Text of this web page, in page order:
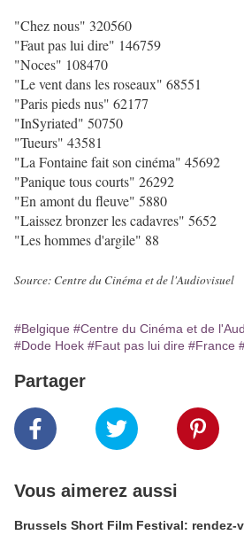
"Chez nous" 320560
"Faut pas lui dire" 146759
"Noces" 108470
"Le vent dans les roseaux" 68551
"Paris pieds nus" 62177
"InSyriated" 50750
"Tueurs" 43581
"La Fontaine fait son cinéma" 45692
"Panique tous courts" 26292
"En amont du fleuve" 5880
"Laissez bronzer les cadavres" 5652
"Les hommes d'argile" 88
Source: Centre du Cinéma et de l'Audiovisuel
#Belgique #Centre du Cinéma et de
#Dode Hoek #Faut pas lui dire #France
Partager
Vous aimerez aussi
Brussels Short Film Festival: rendez-